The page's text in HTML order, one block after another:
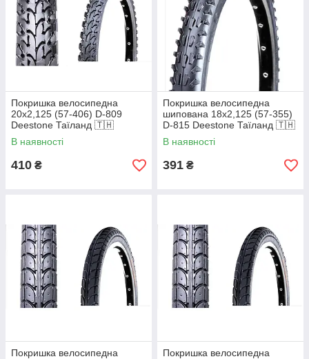
Покришка велосипедна
20х2,125 (57-406) D-809
Deestone Таїланд 🇹🇭
В наявності
410 ₴
Покришка велосипедна
шипована 18х2,125 (57-355)
D-815 Deestone Таїланд 🇹🇭
В наявності
391 ₴
Покришка велосипедна
Покришка велосипедна